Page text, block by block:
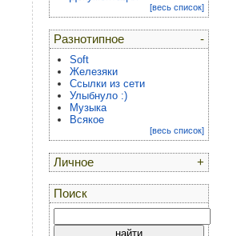
[весь список]
-
Разнотипное
Soft
Железяки
Ссылки из сети
Улыбнуло :)
Музыка
Всякое
[весь список]
+
Личное
Поиск